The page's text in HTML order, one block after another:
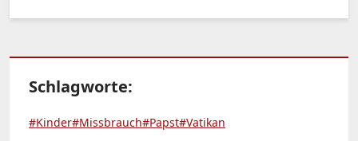
Schlagworte:
#Kinder#Missbrauch#Papst#Vatikan